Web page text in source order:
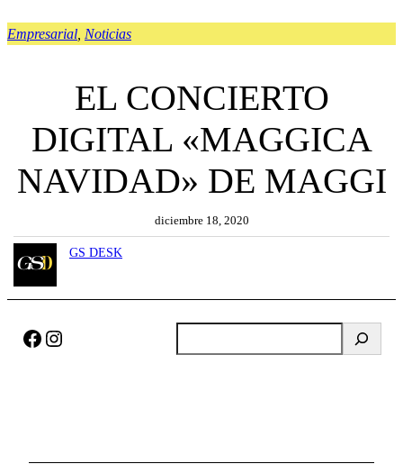
Empresarial Noticias
EL CONCIERTO
DIGITAL «MAGGICA
NAVIDAD» DE MAGGI
diciembre 18, 2020
GS DESK
Facebook Instagram
u